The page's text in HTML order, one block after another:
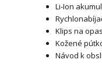
Li-Ion
Klips na
Kožené
Návod k